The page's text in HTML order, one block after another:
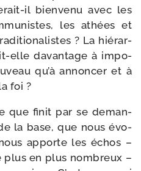
​il bien­ve­nu avec les
les athées et
? La hié­rar­
​elle davan­tage à impo­
qu’à annon­cer et à
foi ?
que finit par se deman­
la base, que nous évo­
apporte les échos –
en plus nom­breux –